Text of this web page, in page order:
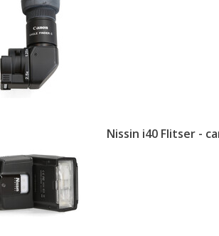
Nissin i40 Flitser -